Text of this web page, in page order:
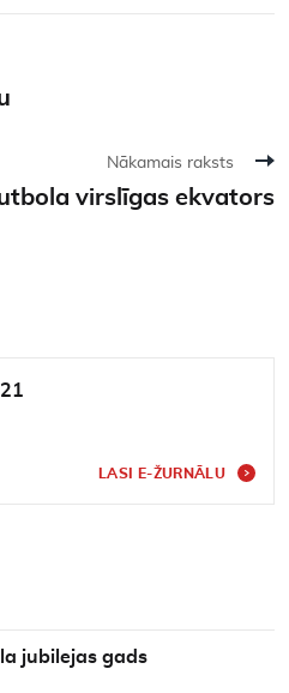
Nākamais raksts
virslīgas ekvators
LASI E-ŽURNĀLU
jubilejas gads